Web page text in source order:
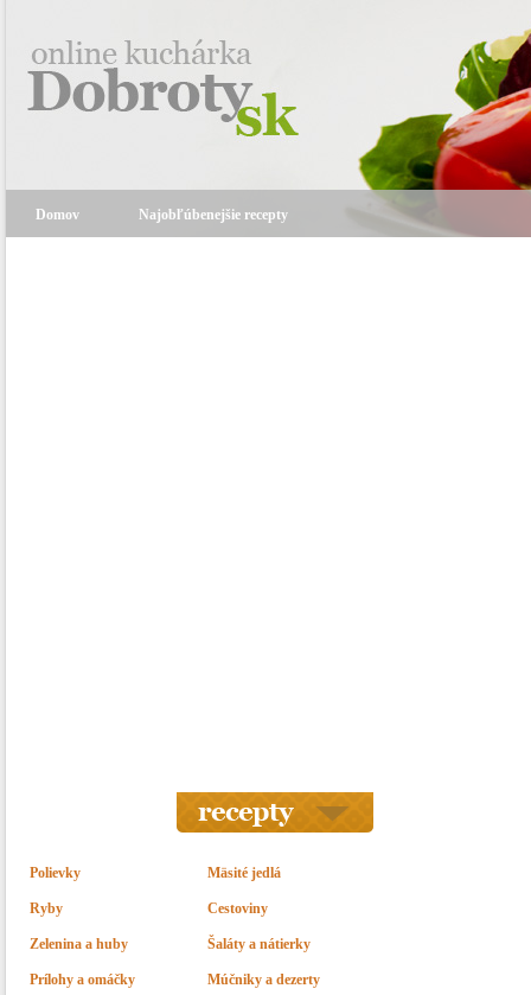
Domov Najobľúbenejšie recepty
Polievky Mäsité jedlá
Ryby Cestoviny
Zelenina a huby Šaláty a nátierky
Prílohy a omáčky Múčniky a dezerty